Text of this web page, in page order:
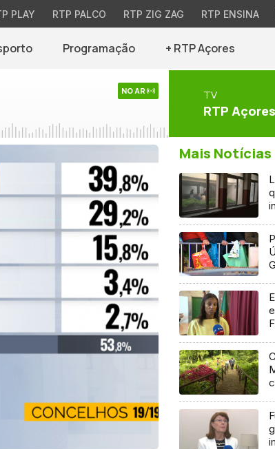
PLAY RTP PALCO RTP ZIG ZAG RTP ENSINA
Programação + RTP Açores
NO AR TV
RTP Açores
Mais Notícias